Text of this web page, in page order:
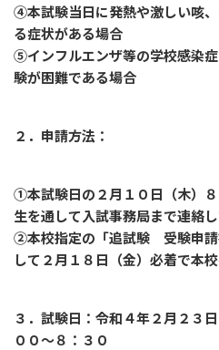
④本試験当日に発熱や激しい咳
る症状がある場合
⑤インフルエンザ等の学校感染
験が困難である場合
２．申請方法：
①本試験日の２月１０日（木）
生を通して入試事務局まで連絡し
②本校指定の「追試験 受験申請
して２月１８日（金）必着で本
３．試験日：令和４年２月２３
００～８：３０